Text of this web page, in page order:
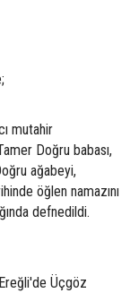
mutahir
Doğru babası,
ağabeyi,
öğlen namazını
defnedildi.
Üçgöz